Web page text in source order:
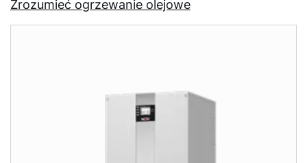
Zrozumieć ogrzewanie olejowe